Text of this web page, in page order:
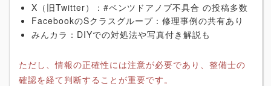
X（旧Twitter）：#ベンツドアノブ不具合 の投稿多数
FacebookのSクラスグループ：修理事例の共有あり
みんカラ：DIYでの対処法や写真付き解説も
ただし、情報の正確性には注意が必要であり、整備士の
確認を経て判断することが重要です。